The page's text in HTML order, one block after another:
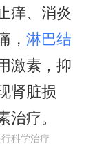
痒、消炎
， 淋巴结
激素，抑
肾脏损
治疗。
科学治疗